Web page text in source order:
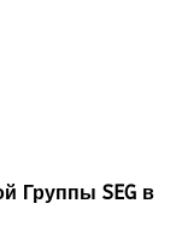
Группы SEG в